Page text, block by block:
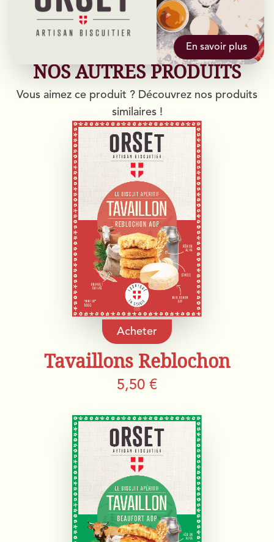
En savoir plus
NOS AUTRES PRODUITS
Vous aimez ce produit ? Découvrez nos produits
similaires !
Acheter
Tavaillons Reblochon
5,50 €